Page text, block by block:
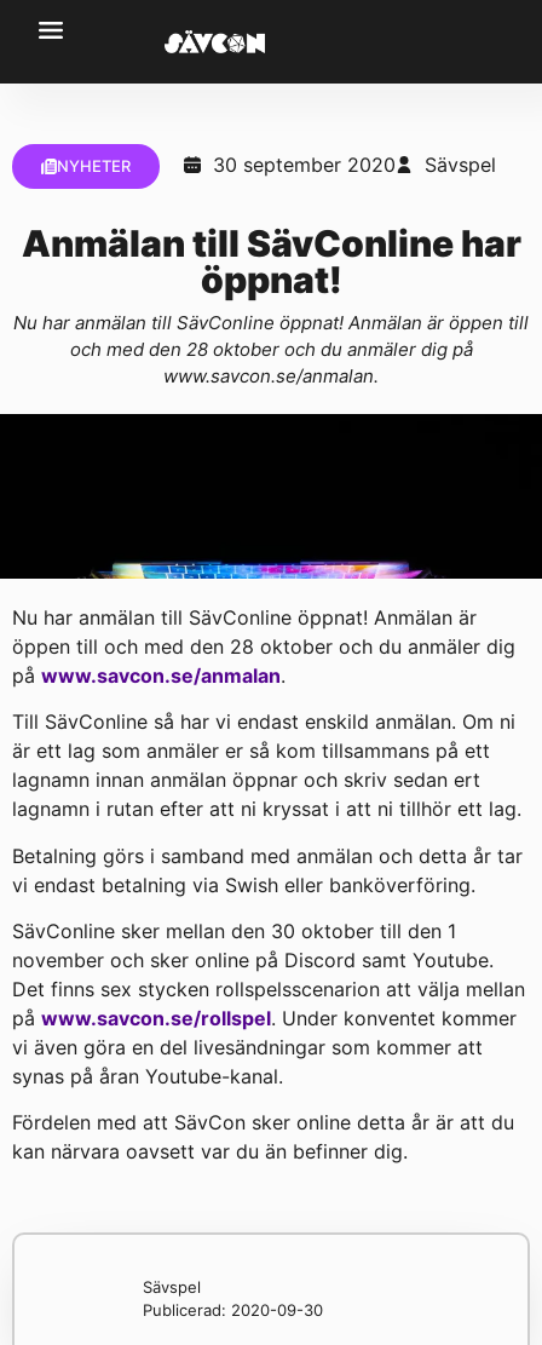
NYHETER 30 september 2020 Sävspel
Anmälan till SävConline har
öppnat!
Nu har anmälan till SävConline öppnat! Anmälan är öppen till
och med den 28 oktober och du anmäler dig på
www.savcon.se/anmalan.
Nu har anmälan till SävConline öppnat! Anmälan är
öppen till och med den 28 oktober och du anmäler dig
på www.savcon.se/anmalan.
Till SävConline så har vi endast enskild anmälan. Om ni
är ett lag som anmäler er så kom tillsammans på ett
lagnamn innan anmälan öppnar och skriv sedan ert
lagnamn i rutan efter att ni kryssat i att ni tillhör ett lag.
Betalning görs i samband med anmälan och detta år tar
vi endast betalning via Swish eller banköverföring.
SävConline sker mellan den 30 oktober till den 1
november och sker online på Discord samt Youtube.
Det finns sex stycken rollspelsscenarion att välja mellan
på www.savcon.se/rollspel. Under konventet kommer
vi även göra en del livesändningar som kommer att
synas på åran Youtube-kanal.
Fördelen med att SävCon sker online detta år är att du
kan närvara oavsett var du än befinner dig.
Sävspel
Publicerad: 2020-09-30